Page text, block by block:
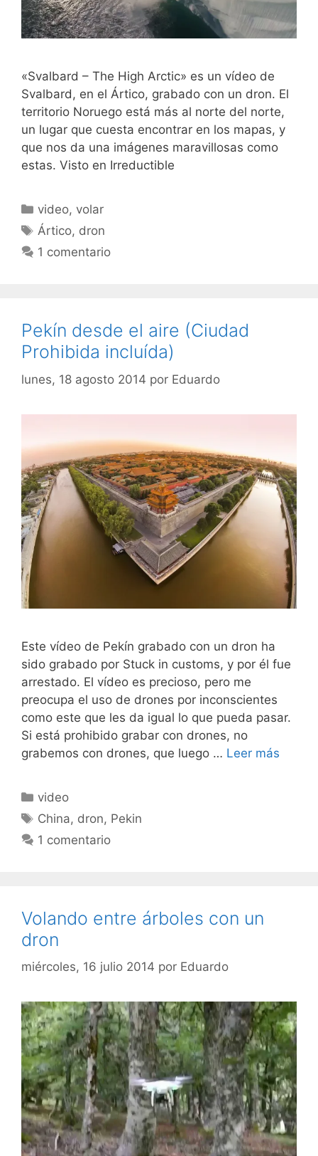
«Svalbard – The High Arctic» es un vídeo de
Svalbard, en el Ártico, grabado con un dron. El
territorio Noruego está más al norte del norte,
un lugar que cuesta encontrar en los mapas, y
que nos da una imágenes maravillosas como
estas. Visto en Irreductible
Categorías
video, volar
Etiquetas
Ártico, dron
1 comentario
Pekín desde el aire (Ciudad
Prohibida incluída)
lunes, 18 agosto 2014 por Eduardo
Este vídeo de Pekín grabado con un dron ha
sido grabado por Stuck in customs, y por él fue
arrestado. El vídeo es precioso, pero me
preocupa el uso de drones por inconscientes
como este que les da igual lo que pueda pasar.
Si está prohibido grabar con drones, no
grabemos con drones, que luego … Leer más
Categorías
video
Etiquetas
China, dron, Pekin
1 comentario
Volando entre árboles con un
dron
miércoles, 16 julio 2014 por Eduardo